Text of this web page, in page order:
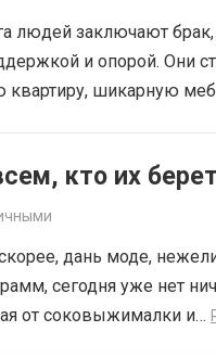
людей заключают
и опорой. Они
квартиру, шикарную
кто их берет
дань моде,
сегодня уже нет
от соковыжималки и…